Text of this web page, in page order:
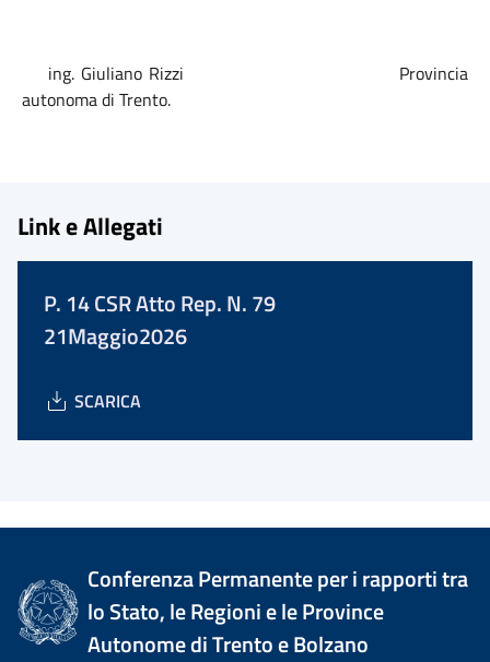
ing. Giuliano Rizzi Provincia
autonoma di Trento.
Link e Allegati
P. 14 CSR Atto Rep. N. 79
21Maggio2026
SCARICA
Conferenza Permanente per i rapporti tra
lo Stato, le Regioni e le Province
Autonome di Trento e Bolzano